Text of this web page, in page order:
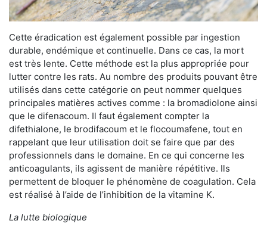
Cette éradication est également possible par ingestion
durable, endémique et continuelle. Dans ce cas, la mort
est très lente. Cette méthode est la plus appropriée pour
lutter contre les rats. Au nombre des produits pouvant être
utilisés dans cette catégorie on peut nommer quelques
principales matières actives comme : la bromadiolone ainsi
que le difenacoum. Il faut également compter la
difethialone, le brodifacoum et le flocoumafene, tout en
rappelant que leur utilisation doit se faire que par des
professionnels dans le domaine. En ce qui concerne les
anticoagulants, ils agissent de manière répétitive. Ils
permettent de bloquer le phénomène de coagulation. Cela
est réalisé à l’aide de l’inhibition de la vitamine K.
La lutte biologique